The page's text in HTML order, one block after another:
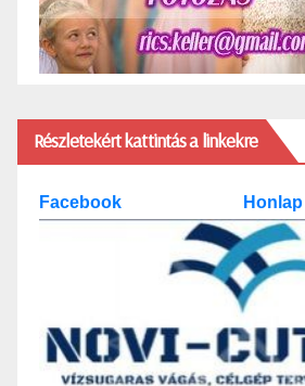
Részletekért kattintás a linkekre
Facebook Honlap